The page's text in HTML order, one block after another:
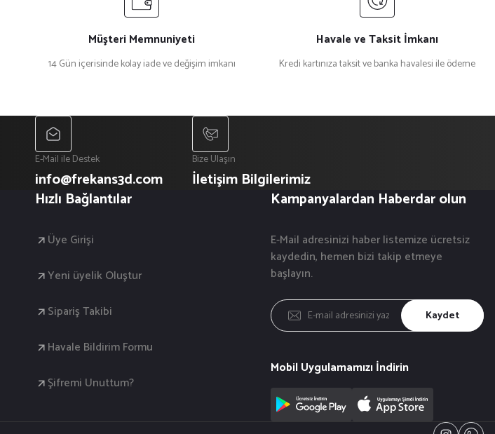
Müşteri Memnuniyeti
14 Gün içerisinde kolay iade ve değişim imkanı
Havale ve Taksit İmkanı
Kredi kartınıza taksit ve banka havalesi ile ödeme
E-Mail ile Destek
info@frekans3d.com
Bize Ulaşın
İletişim Bilgilerimiz
Hızlı Bağlantılar
Üye Girişi
Yeni üyelik Oluştur
Sipariş Takibi
Havale Bildirim Formu
Şifremi Unuttum?
Kampanyalardan Haberdar olun
E-Mail adresinizi haber listemize ücretsiz
kaydedin, hemen bizi takip etmeye
başlayın.
Kaydet
Mobil Uygulamamızı İndirin